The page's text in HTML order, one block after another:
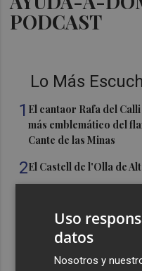
PODCAST
Lo Más
1 El cantaor Rafa del
más emblemático del
Cante de las Minas
2El Castell de l'Olla de
con una victoria
Uso
datos
Nosotros y